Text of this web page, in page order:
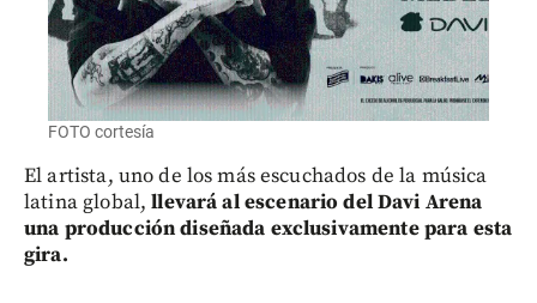
FOTO cortesía
El artista, uno de los más escuchados de la música
latina global,llevará al escenario del Davi Arena
una producción diseñada exclusivamente para esta
gira.